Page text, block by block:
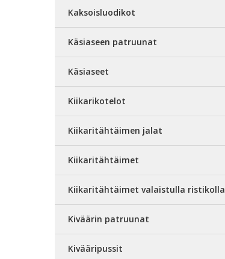
Kaksoisluodikot
Käsiaseen patruunat
Käsiaseet
Kiikarikotelot
Kiikaritähtäimen jalat
Kiikaritähtäimet
Kiikaritähtäimet valaistulla ristikolla
Kiväärin patruunat
Kivääripussit